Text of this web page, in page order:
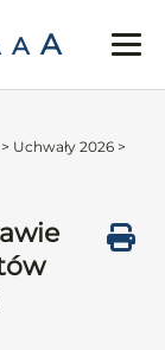
A A
> Uchwały 2026 >